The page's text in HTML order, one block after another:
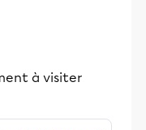
à visiter